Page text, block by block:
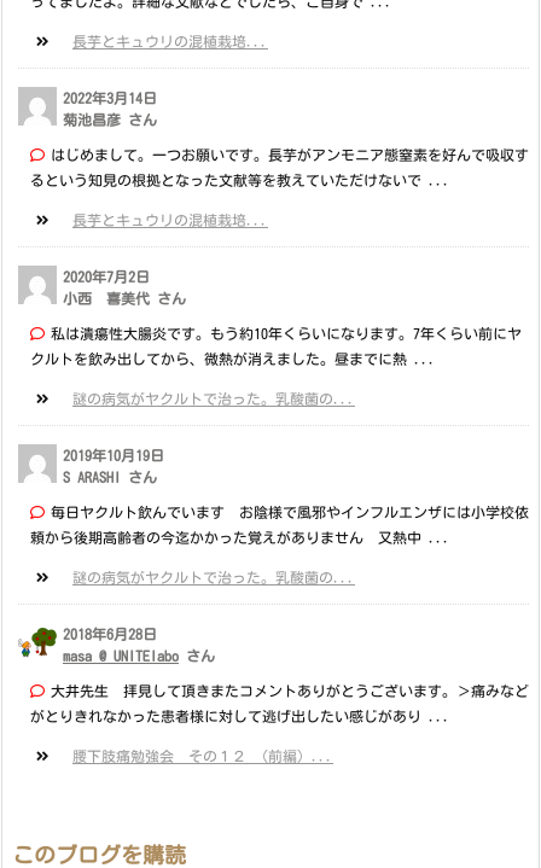
長芋とキュウリの混植栽培...
2022年3月14日
菊池昌彦 さん
はじめまして。一つお願いです。長芋がアンモニア態窒素を好んで吸収す
るという知見の根拠となった文献等を教えていただけないで ...
長芋とキュウリの混植栽培...
2020年7月2日
小西 喜美代 さん
私は潰瘍性大腸炎です。もう約10年くらいになります。7年くらい前にヤ
クルトを飲み出してから、微熱が消えました。昼までに熱 ...
謎の病気がヤクルトで治った。乳酸菌の...
2019年10月19日
S ARASHI さん
毎日ヤクルト飲んでいます お陰様で風邪やインフルエンザには小学校依
頼から後期高齢者の今迄かかった覚えがありません 又熱中 ...
謎の病気がヤクルトで治った。乳酸菌の...
2018年6月28日
masa @ UNITElabo さん
大井先生 拝見して頂きまたコメントありがとうございます。＞痛みなど
がとりきれなかった患者様に対して逃げ出したい感じがあり ...
腰下肢痛勉強会 その１２ （前編）...
このブログを購読